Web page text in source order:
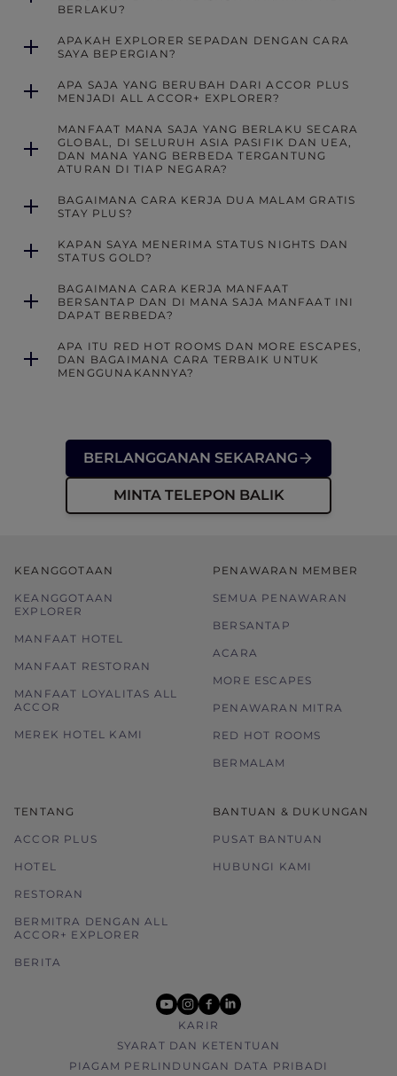
BERLAKU?
APAKAH EXPLORER SEPADAN DENGAN CARA
SAYA BEPERGIAN?
APA SAJA YANG BERUBAH DARI ACCOR PLUS
MENJADI ALL ACCOR+ EXPLORER?
MANFAAT MANA SAJA YANG BERLAKU SECARA
GLOBAL, DI SELURUH ASIA PASIFIK DAN UEA,
DAN MANA YANG BERBEDA TERGANTUNG
ATURAN DI TIAP NEGARA?
BAGAIMANA CARA KERJA DUA MALAM GRATIS
STAY PLUS?
KAPAN SAYA MENERIMA STATUS NIGHTS DAN
STATUS GOLD?
BAGAIMANA CARA KERJA MANFAAT
BERSANTAP DAN DI MANA SAJA MANFAAT INI
DAPAT BERBEDA?
APA ITU RED HOT ROOMS DAN MORE ESCAPES,
DAN BAGAIMANA CARA TERBAIK UNTUK
MENGGUNAKANNYA?
BERLANGGANAN SEKARANG
MINTA TELEPON BALIK
KEANGGOTAAN
KEANGGOTAAN
EXPLORER
MANFAAT HOTEL
MANFAAT RESTORAN
MANFAAT LOYALITAS ALL
ACCOR
MEREK HOTEL KAMI
PENAWARAN MEMBER
SEMUA PENAWARAN
BERSANTAP
ACARA
MORE ESCAPES
PENAWARAN MITRA
RED HOT ROOMS
BERMALAM
TENTANG
ACCOR PLUS
HOTEL
RESTORAN
BERMITRA DENGAN ALL
ACCOR+ EXPLORER
BERITA
BANTUAN & DUKUNGAN
PUSAT BANTUAN
HUBUNGI KAMI
youtube
instagram
facebook
linkedin
KARIR
SYARAT DAN KETENTUAN
PIAGAM PERLINDUNGAN DATA PRIBADI